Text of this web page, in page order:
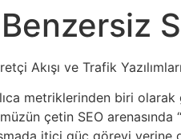
Akışı ve Trafik
metriklerinden biri
çetin SEO